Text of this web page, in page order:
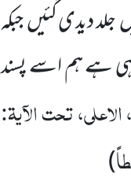
جلد دیدی گئیں جبکہ
ہے ہم اسے پسند
تحت الآیۃ:
)